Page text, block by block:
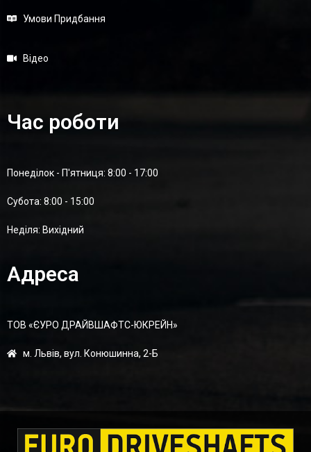
Умови Придбання
Відео
Час роботи
Понеділок - П'ятниця: 8:00 - 17:00
Суботa: 8:00 - 15:00
Неділя: Вихідний
Адреса
ТОВ «ЄУРО ДРАЙВШАФТC-ЮКРЕЙН»
м. Львів, вул. Конюшинна, 2-Б